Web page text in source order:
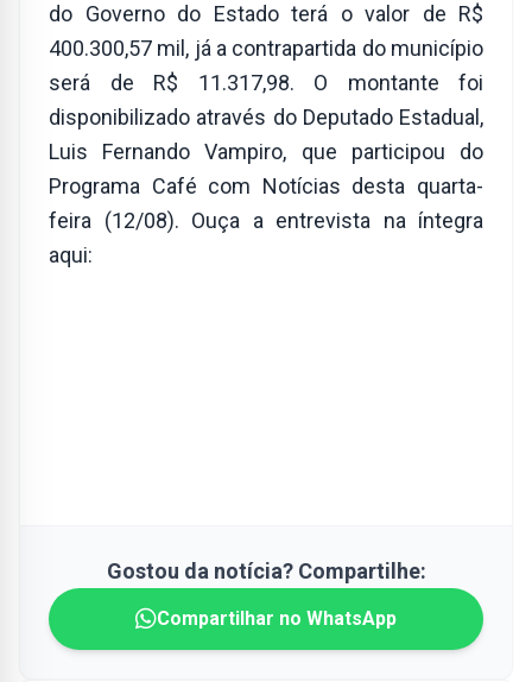
do Governo do Estado terá o valor de R$
400.300,57 mil, já a contrapartida do município
será de R$ 11.317,98. O montante foi
disponibilizado através do Deputado Estadual,
Luis Fernando Vampiro, que participou do
Programa Café com Notícias desta quarta-
feira (12/08). Ouça a entrevista na íntegra
aqui:
Gostou da notícia? Compartilhe:
Compartilhar no WhatsApp